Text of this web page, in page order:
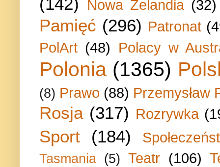
(142) Nowa Zelandia (32)
Pamięć (296) Patronat
PolArt (48) Polacy w
Polonia (1365)
(8) Prawo (88) Przemysław
Rosja (317) Rozrywka
Sport (184)
Tasmania (5) Teatr (106)